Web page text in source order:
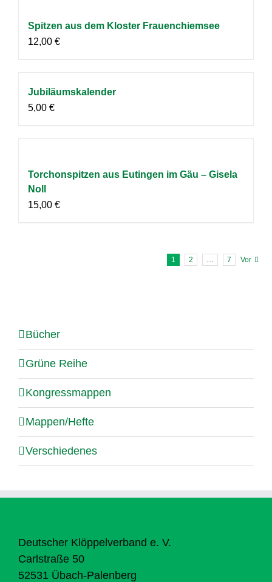
Spitzen aus dem Kloster Frauenchiemsee
12,00 €
Jubiläumskalender
5,00 €
Torchonspitzen aus Eutingen im Gäu – Gisela
Noll
15,00 €
1 2 7 Vor
Bücher
Grüne Reihe
Kongressmappen
Mappen/Hefte
Verschiedenes
Deutscher Klöppelverband e. V.
Carlstraße 50
52531 Übach-Palenberg